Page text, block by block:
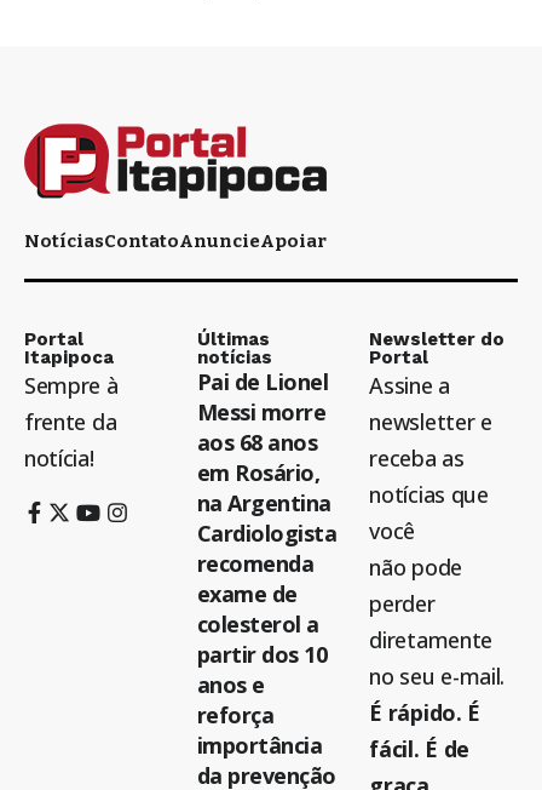
NotíciasContatoAnuncieApoiar
Portal
Itapipoca
Sempre à
frente da
notícia!
Últimas
notícias
Pai de Lionel
Messi morre
aos 68 anos
em Rosário,
na Argentina
Cardiologista
recomenda
exame de
colesterol a
partir dos 10
anos e
reforça
importância
da prevenção
Newsletter do
Portal
Assine a
newsletter e
receba as
notícias que
você
não pode
perder
diretamente
no seu e-mail.
É rápido. É
fácil. É de